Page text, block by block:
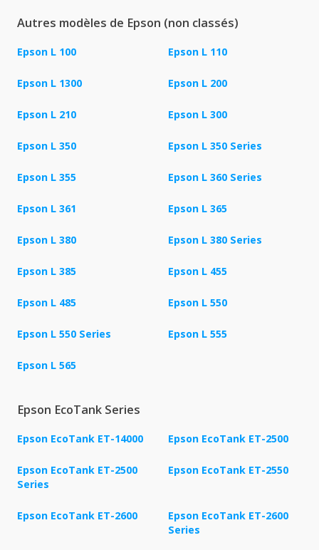
Autres modèles de Epson (non classés)
Epson L 100 Epson L 110
Epson L 1300 Epson L 200
Epson L 210 Epson L 300
Epson L 350 Epson L 350 Series
Epson L 355 Epson L 360 Series
Epson L 361 Epson L 365
Epson L 380 Epson L 380 Series
Epson L 385 Epson L 455
Epson L 485 Epson L 550
Epson L 550 Series Epson L 555
Epson L 565
Epson EcoTank Series
Epson EcoTank ET-14000 Epson EcoTank ET-2500
Epson EcoTank ET-2500
Series
Epson EcoTank ET-2550
Epson EcoTank ET-2600
Epson EcoTank ET-2600
Series